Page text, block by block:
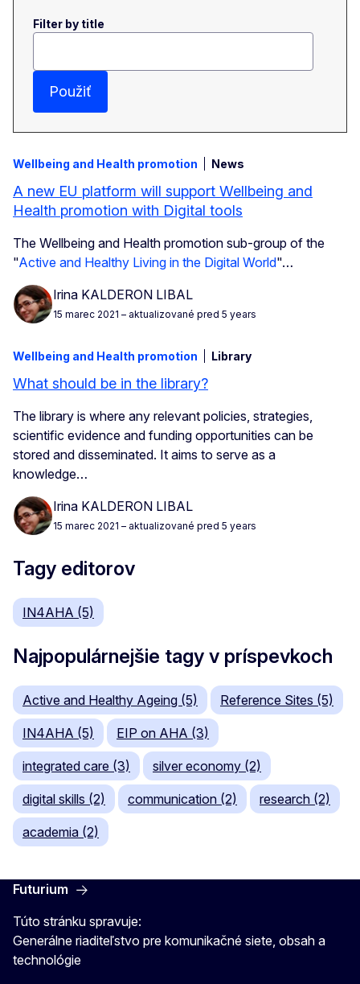
Filter by title
Použiť
Wellbeing and Health promotion News
A new EU platform will support Wellbeing and
Health promotion with Digital tools
The Wellbeing and Health promotion sub-group of the
"Active and Healthy Living in the Digital World"…
Irina KALDERON LIBAL
15 marec 2021 – aktualizované pred 5 years
Wellbeing and Health promotion Library
What should be in the library?
The library is where any relevant policies, strategies,
scientific evidence and funding opportunities can be
stored and disseminated. It aims to serve as a
knowledge…
Irina KALDERON LIBAL
15 marec 2021 – aktualizované pred 5 years
Tagy editorov
IN4AHA (5)
Najpopulárnejšie tagy v príspevkoch
Active and Healthy Ageing (5) Reference Sites (5)
IN4AHA (5) EIP on AHA (3)
integrated care (3) silver economy (2)
digital skills (2) communication (2) research (2)
academia (2)
Futurium
Túto stránku spravuje:
Generálne riaditeľstvo pre komunikačné siete, obsah a
technológie